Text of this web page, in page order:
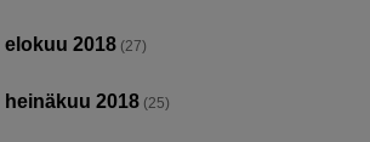
elokuu 2018 (27)
heinäkuu 2018 (25)